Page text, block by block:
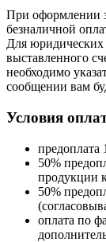
При оформлении
безналичной
Для юридических
выставленного
необходимо
сообщении вам
Условия
предоплата
50%
продукции
50%
оплата по